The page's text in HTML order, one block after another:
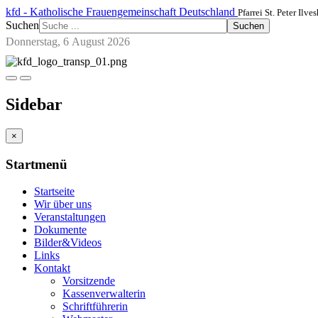
kfd - Katholische Frauengemeinschaft Deutschland Pfarrei St. Peter
Suchen Suchen
Donnerstag, 6 August 2026
Sidebar
×
Startmenü
Startseite
Wir über uns
Veranstaltungen
Dokumente
Bilder&Videos
Links
Kontakt
Vorsitzende
Kassenverwalterin
Schriftführerin